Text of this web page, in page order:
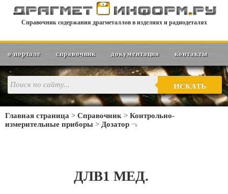
Справочник содержания драгметаллов в изделиях и радиодеталях
о портале справочник документация контакты
ИСКАТЬ
Главная страница > Справочник > Контрольно-
измерительные приборы > Дозатор
ДЛВ1 МЕД.